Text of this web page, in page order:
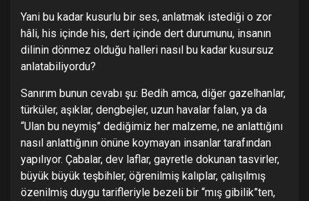
Yani bu kadar kusurlu bir ses, anlatmak istediği o zor
hâli, his içinde his, dert içinde dert durumunu, insanın
dilinin dönmez olduğu halleri nasıl bu kadar kusursuz
anlatabiliyordu?
Sanırım bunun cevabı şu: Bedih amca, diğer gazelhanlar,
türküler, aşıklar, dengbejler, uzun havalar falan, ya da
“Ulan bu neymiş” dediğimiz her malzeme, ne anlattığını
nasıl anlattığının önüne koymayan insanlar tarafından
yapılıyor. Çabalar, dev laflar, gayretle dokunan tasvirler,
büyük büyük teşbihler, öğrenilmiş kalıplar, çalışılmış
özenilmiş duygu tarifleriyle bezeli bir “mış gibilik”ten,